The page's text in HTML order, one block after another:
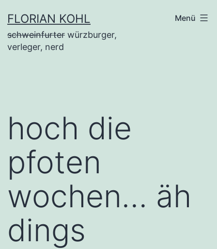
Inhalt
springen
FLORIAN KOHL
schweinfurter würzburger,
verleger, nerd
Menü
hoch die
pfoten
wochen… äh
dings